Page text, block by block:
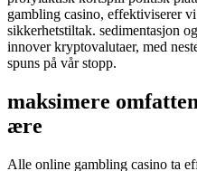
gambling casino, effektiviserer
sikkerhetstiltak. sedimentasjon
innover kryptovalutaer, med
spuns på vår stopp.
maksimere
ære
Alle online gambling casino ta